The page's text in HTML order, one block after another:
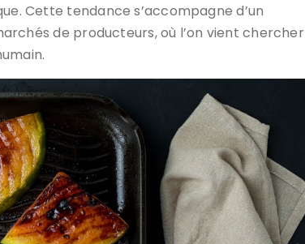
Cette tendance s’accompagne d’un
de producteurs, où l’on vient chercher